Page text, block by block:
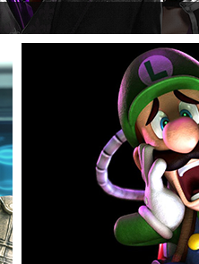
alá, aki nem más, mint a THQ.